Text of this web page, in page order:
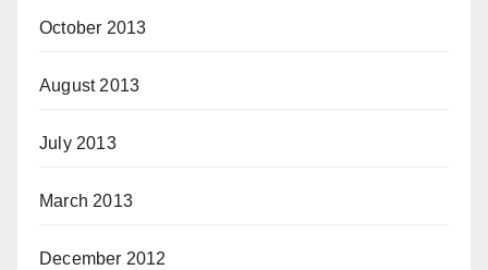
October 2013
August 2013
July 2013
March 2013
December 2012